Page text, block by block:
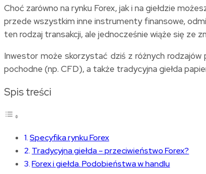
Choć zarówno na rynku Forex, jak i na giełdzie
przede wszystkim inne instrumenty finansowe,
ten rodzaj transakcji, ale jednocześnie wiąże się ze
Inwestor może skorzystać dziś z różnych
pochodne (np. CFD), a także tradycyjna giełda
Spis treści
Specyfika rynku Forex
Tradycyjna giełda – przeciwieństwo Forex?
Forex i giełda. Podobieństwa w handlu